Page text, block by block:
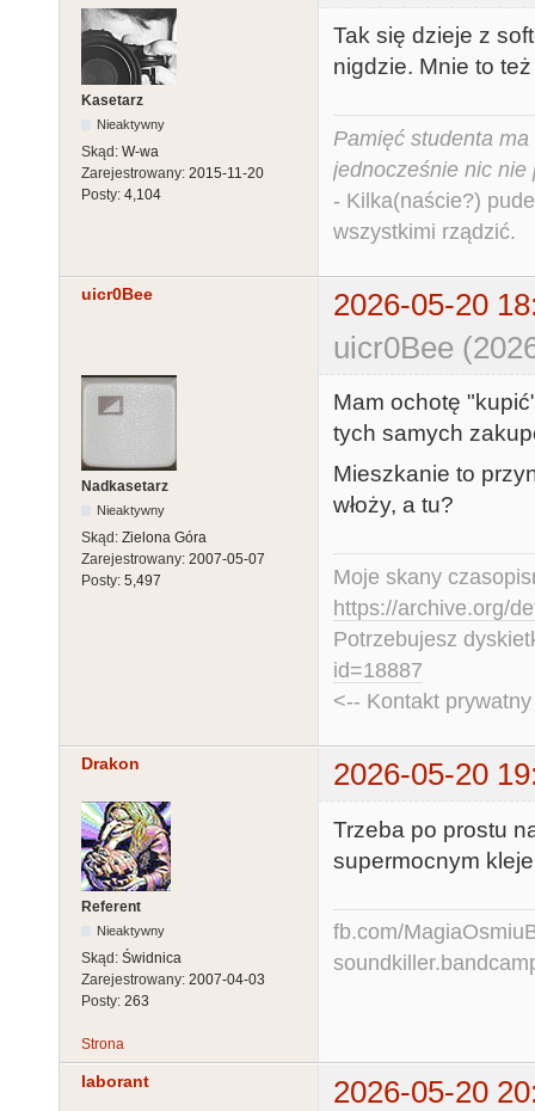
Kasetarz
Nieaktywny
Skąd: W-wa
Zarejestrowany: 2015-11-20
Posty: 4,104
Tak się dzieje z
nigdzie. Mnie to
Pamięć studenta
jednocześnie nic nie
- Kilka(naście?)
wszystkimi rządzić.
uicr0Bee
2026-05-20
uicr0Bee
Nadkasetarz
Nieaktywny
Skąd: Zielona Góra
Zarejestrowany: 2007-05-07
Posty: 5,497
Mam ochotę
tych samych
Mieszkanie to
włoży, a tu?
Moje skany
https://archive.org/
Potrzebujesz
id=18887
<-- Kontakt
Drakon 2026-05-20
Referent
Nieaktywny
Skąd: Świdnica
Zarejestrowany: 2007-04-03
Posty: 263
Trzeba po prostu
supermocnym
fb.com/
Strona
laborant 2026-05-20